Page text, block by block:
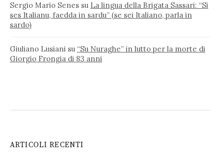
Sergio Mario Senes su La lingua della Brigata Sassari: “Si
ses Italianu, faedda in sardu” (se sei Italiano, parla in
sardo)
Giuliano Lusiani su “Su Nuraghe” in lutto per la morte di
Giorgio Frongia di 83 anni
ARTICOLI RECENTI